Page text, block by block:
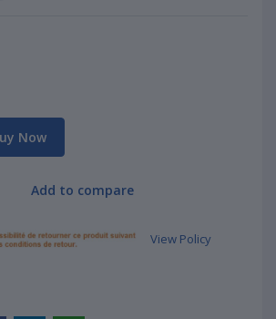
Now
Add to compare
View Policy